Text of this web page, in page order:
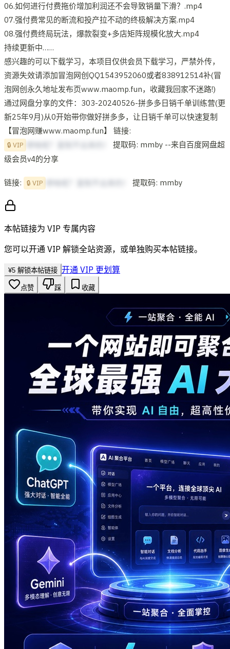
06.如何进行付费拖价增加利润还不会导致销量下滑？.mp4
07.强付费常见的断流和投产拉不动的终极解决方案.mp4
08.强付费终局玩法，爆款裂变+多店矩阵规模化放大.mp4
持续更新中……
感兴趣的可以下载学习，本项目仅供会员下载学习，严禁外传，
资源失效请添加冒泡网创QQ1543952060或者838912514补(冒
泡网创永久地址发布页www.maomp.fun，收藏我回家不迷路!)
通过网盘分享的文件：303-20240526-拼多多日销千单训练营(更
新25年9月)从0开始带你做好拼多多，让日销千单可以快速复制
【冒泡网赚www.maomp.fun】 链接:
🔒 VIP
提取码: mmby --来自百度网盘超
级会员v4的分享
链接: 🔒 VIP 提取码: mmby
本帖链接为 VIP 专属内容
您可以开通 VIP 解锁全站资源，或单独购买本帖链接。
¥5 解锁本帖链接 开通 VIP 更划算
点赞 踩 收藏